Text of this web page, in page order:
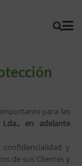
para las
en adelante
y
de sus Clientes y